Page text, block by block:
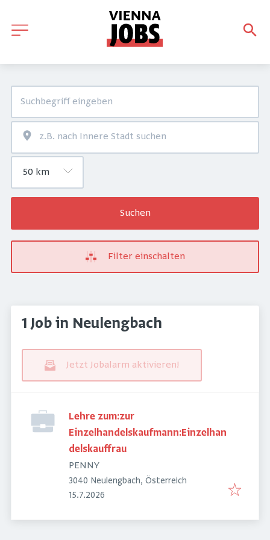
Suchen
Filter einschalten
1 Job in Neulengbach
Jetzt Jobalarm aktivieren!
Lehre zum:zur
Einzelhandelskaufmann:Einzelhan
delskauffrau
PENNY
3040 Neulengbach, Österreich
Veröffentlicht
15.7.2026